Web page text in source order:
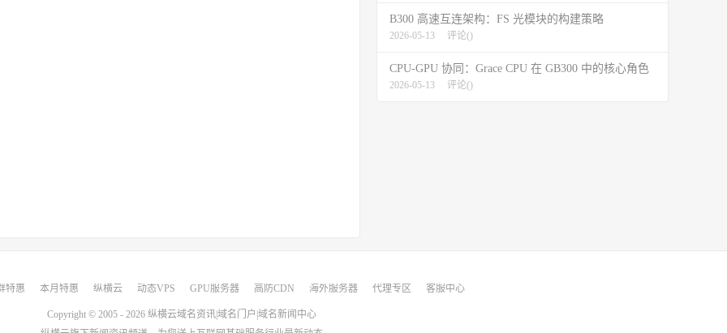
B300 高速互连架构：FS 光模块的构建策略
2026-05-13 评论()
CPU-GPU 协同：Grace CPU 在 GB300 中的核心角色
2026-05-13 评论()
特惠 本月特惠 纵横云 动态VPS GPU服务器 高防CDN 海外服务器 代理专区 客服中心
Copyright © 2005 - 2026 纵横云域名资讯|域名门户|域名新闻中心